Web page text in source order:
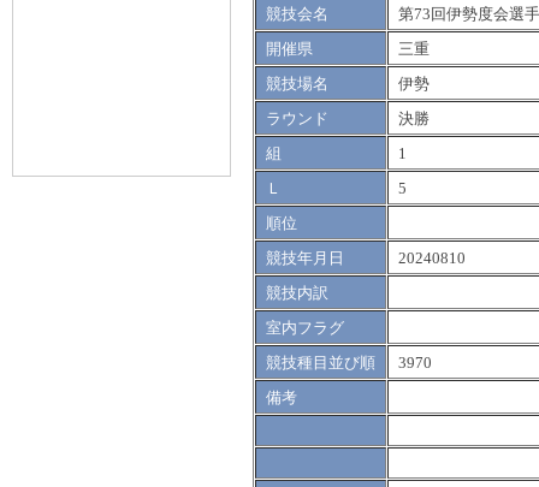
競技会名
第73回伊勢度会選
開催県
三重
競技場名
伊勢
ラウンド
決勝
組
1
Ｌ
5
順位
競技年月日
20240810
競技内訳
室内フラグ
競技種目並び順
3970
備考